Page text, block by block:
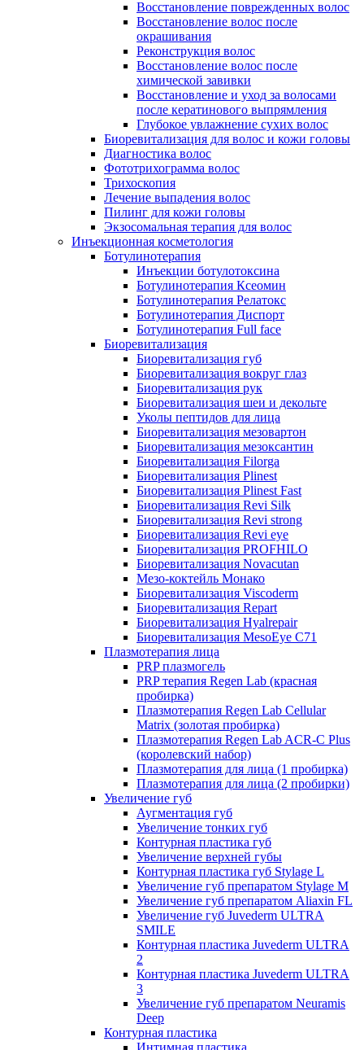
Восстановление поврежденных волос
Восстановление волос после
окрашивания
Реконструкция волос
Восстановление волос после
химической завивки
Восстановление и уход за волосами
после кератинового выпрямления
Глубокое увлажнение сухих волос
Биоревитализация для волос и кожи головы
Диагностика волос
Фототрихограмма волос
Трихоскопия
Лечение выпадения волос
Пилинг для кожи головы
Экзосомальная терапия для волос
Инъекционная косметология
Ботулинотерапия
Инъекции ботулотоксина
Ботулинотерапия Ксеомин
Ботулинотерапия Релатокс
Ботулинотерапия Диспорт
Ботулинотерапия Full face
Биоревитализация
Биоревитализация губ
Биоревитализация вокруг глаз
Биоревитализация рук
Биоревитализация шеи и декольте
Уколы пептидов для лица
Биоревитализация мезовартон
Биоревитализация мезоксантин
Биоревитализация Filorga
Биоревитализация Plinest
Биоревитализация Plinest Fast
Биоревитализация Revi Silk
Биоревитализация Revi strong
Биоревитализация Revi eye
Биоревитализация PROFHILO
Биоревитализация Novacutan
Мезо-коктейль Монако
Биоревитализация Viscoderm
Биоревитализация Repart
Биоревитализация Hyalrepair
Биоревитализация MesoEye C71
Плазмотерапия лица
PRP плазмогель
PRP терапия Regen Lab (красная
пробирка)
Плазмотерапия Regen Lab Cellular
Matrix (золотая пробирка)
Плазмотерапия Regen Lab ACR-C Plus
(королевский набор)
Плазмотерапия для лица (1 пробирка)
Плазмотерапия для лица (2 пробирки)
Увеличение губ
Аугментация губ
Увеличение тонких губ
Контурная пластика губ
Увеличение верхней губы
Контурная пластика губ Stylage L
Увеличение губ препаратом Stylage M
Увеличение губ препаратом Aliaxin FL
Увеличение губ Juvederm ULTRA
SMILE
Контурная пластика Juvederm ULTRA
2
Контурная пластика Juvederm ULTRA
3
Увеличение губ препаратом Neuramis
Deep
Контурная пластика
Интимная пластика